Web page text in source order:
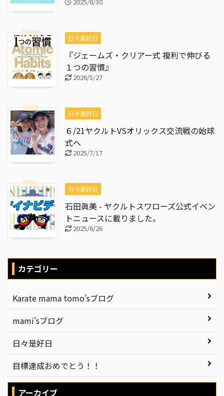
日々是好日
『ジェームズ・クリアー式 複利で伸びる
１つの習慣』
2026/5/27
日々是好日
６/21ヤクルトVSオリックス交流戦の始球
式へ
2025/7/17
日々是好日
石田眞美 - ヤクルトスワローズ公式イベン
トニュースに載りました。
2025/6/26
カテゴリー
Karate mama tomo’sブログ
mami'sブログ
日々是好日
目標達成おめでとう！！
アーカイブ